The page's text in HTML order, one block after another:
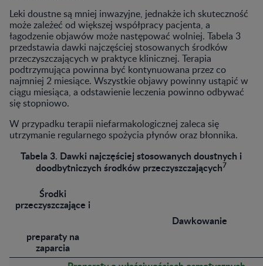
Leki doustne są mniej inwazyjne, jednakże ich skuteczność
może zależeć od większej współpracy pacjenta, a
łagodzenie objawów może następować wolniej. Tabela 3
przedstawia dawki najczęściej stosowanych środków
przeczyszczających w praktyce klinicznej. Terapia
podtrzymująca powinna być kontynuowana przez co
najmniej 2 miesiące. Wszystkie objawy powinny ustąpić w
ciągu miesiąca, a odstawienie leczenia powinno odbywać
się stopniowo.
W przypadku terapii niefarmakologicznej zaleca się
utrzymanie regularnego spożycia płynów oraz błonnika.
Tabela 3. Dawki najczęściej stosowanych doustnych i
doodbytniczych środków przeczyszczających7
Środki
przeczyszczające i
preparaty na
zaparcia
Dawkowanie